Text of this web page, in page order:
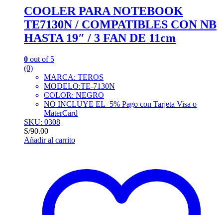
COOLER PARA NOTEBOOK
TE7130N / COMPATIBLES CON NB
HASTA 19″ / 3 FAN DE 11cm
0 out of 5
(0)
MARCA: TEROS
MODELO:TE-7130N
COLOR: NEGRO
NO INCLUYE EL 5% Pago con Tarjeta Visa o
MaterCard
SKU: 0308
S/90.00
Añadir al carrito